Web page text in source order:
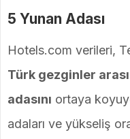
5 Yunan Adası
Hotels.com verileri,
Türk gezginler
adasını ortaya
adaları ve yükseliş